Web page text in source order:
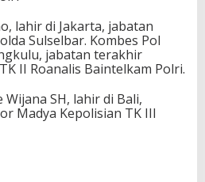
lahir di Jakarta, jabatan
Sulselbar. Kombes Pol
jabatan terakhir
II Roanalis Baintelkam Polri.
Wijana SH, lahir di Bali,
Madya Kepolisian TK III